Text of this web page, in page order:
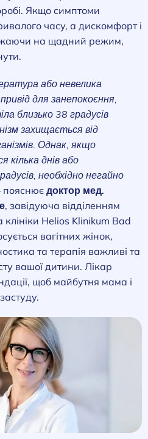
Якщо симптоми
часу, а дискомфорт і
на щадний режим,
або невелика
для занепокоєння,
близько 38 градусів
захищається від
Однак, якщо
днів або
необхідно негайно
доктор мед.
, завідуюча відділенням
клініки Helios Klinikum Bad
вагітних жінок,
та терапія важливі та
вашої дитини. Лікар
щоб майбутня мама і